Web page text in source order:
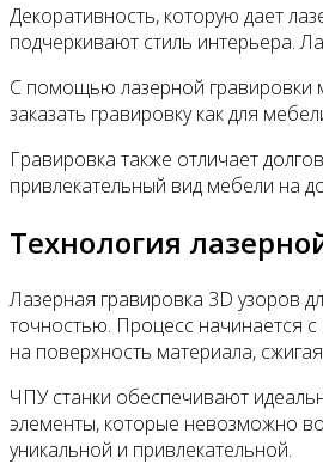
Декоративность, которую дает
подчеркивают стиль интерьера.
С помощью лазерной гравировки
заказать гравировку как для
Гравировка также отличает
привлекательный вид мебели на
Технология
Лазерная гравировка 3D узоров
точностью. Процесс начинается
на поверхность материала,
ЧПУ станки обеспечивают
элементы, которые невозможно
уникальной и привлекательной.